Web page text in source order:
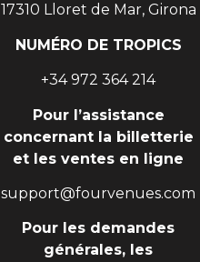
17310 Lloret de Mar, Girona
NUMÉRO DE TROPICS
+34 972 364 214
Pour l’assistance
concernant la billetterie
et les ventes en ligne
support@fourvenues.com
Pour les demandes
générales, les